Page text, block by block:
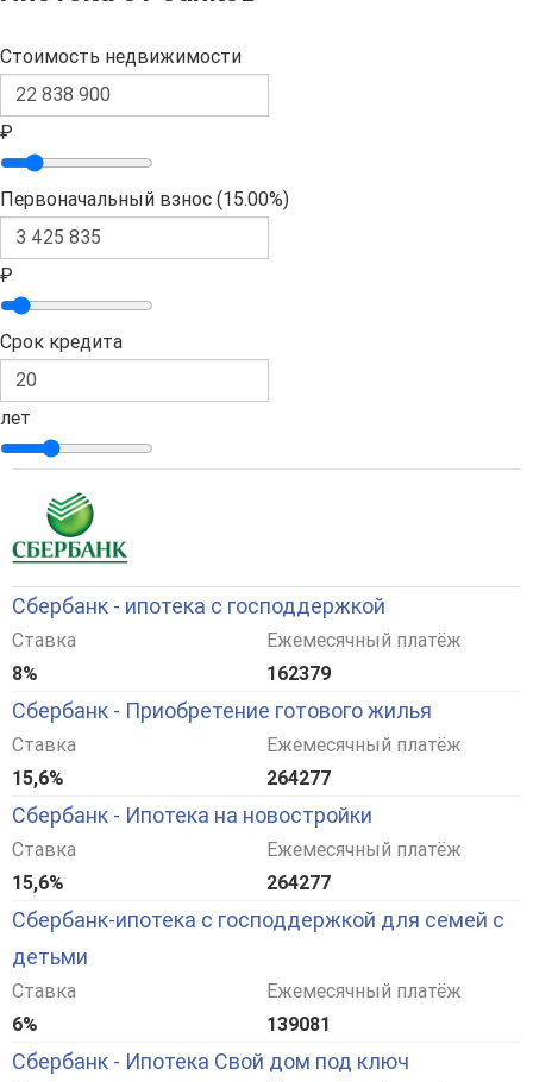
Стоимость недвижимости
₽
Первоначальный взнос (15.00%)
₽
Срок кредита
лет
Сбербанк - ипотека с господдержкой
Ставка
8%
Ежемесячный платёж
162379
Сбербанк - Приобретение готового жилья
Ставка
15,6%
Ежемесячный платёж
264277
Сбербанк - Ипотека на новостройки
Ставка
15,6%
Ежемесячный платёж
264277
Сбербанк-ипотека с господдержкой для семей с
детьми
Ставка
6%
Ежемесячный платёж
139081
Сбербанк - Ипотека Свой дом под ключ